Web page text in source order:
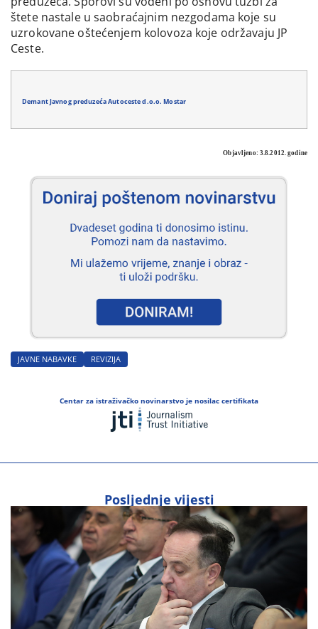
štete nastale u saobraćajnim nezgodama koje su
uzrokovane oštećenjem kolovoza koje održavaju JP
Ceste.
Demant Javnog preduzeća Autoceste d.o.o. Mostar
Objavljeno: 3.8.2012. godine
JAVNE NABAVKE REVIZIJA
Centar za istraživačko novinarstvo je nosilac certifikata
Posljednje vijesti